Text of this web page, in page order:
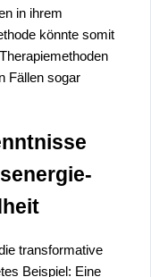
in ihrem
könnte somit
Fällen sogar
transformative
Beispiel: Eine